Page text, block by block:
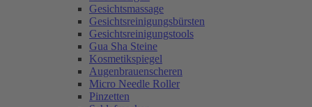
Gesichtsmassage
Gesichtsreinigungsbürsten
Gesichtsreinigungstools
Gua Sha Steine
Kosmetikspiegel
Augenbrauenscheren
Micro Needle Roller
Pinzetten